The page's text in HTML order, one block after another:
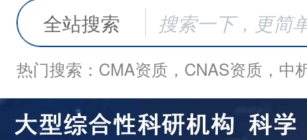
全站搜索
热门搜索：CMA资质，CNAS资质，中